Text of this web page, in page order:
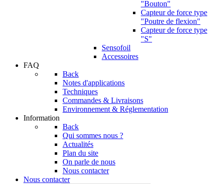
"Bouton"
Capteur de force type
"Poutre de flexion"
Capteur de force type
"S"
Sensofoil
Accessoires
FAQ
Back
Notes d'applications
Techniques
Commandes & Livraisons
Environnement & Réglementation
Information
Back
Qui sommes nous ?
Actualités
Plan du site
On parle de nous
Nous contacter
Nous contacter